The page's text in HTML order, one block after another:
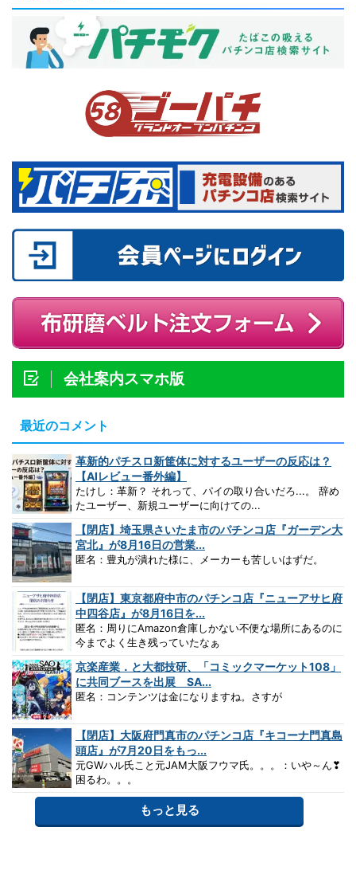
会社案内スマホ版
最近のコメント
革新的パチスロ新筐体に対するユーザーの反応は？
【AIレビュー番外編】
たけし：革新？ それって、パイの取り合いだろ...。 辞め
たユーザー、新規ユーザーに向けての...
【閉店】埼玉県さいたま市のパチンコ店『ガーデン大
宮北』が8月16日の営業...
匿名：豊丸が潰れた様に、メーカーも苦しいはずだ。
【閉店】東京都府中市のパチンコ店『ニューアサヒ府
中四谷店』が8月16日を...
匿名：周りにAmazon倉庫しかない不便な場所にあるのに
今までよく生き残っていたなぁ
京楽産業．と大都技研、「コミックマーケット108」
に共同ブースを出展 SA...
匿名：コンテンツは金になりますね。さすが
【閉店】大阪府門真市のパチンコ店『キコーナ門真島
頭店』が7月20日をもっ...
元GWハル氏こと元JAM大阪フウマ氏。。。：いや～ん❣
困るわ。。。
もっと見る